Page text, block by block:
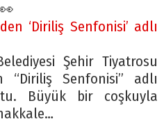
‘Diriliş Senfonisi’ adlı
Şehir Tiyatrosu
“Diriliş Senfonisi” adlı
Büyük bir coşkuyla